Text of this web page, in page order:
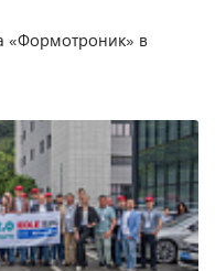
«Формотроник» в